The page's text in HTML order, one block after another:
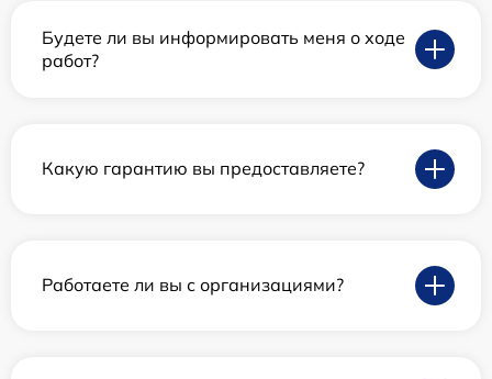
Будете ли вы информировать меня о ходе
работ?
Какую гарантию вы предоставляете?
Работаете ли вы с организациями?